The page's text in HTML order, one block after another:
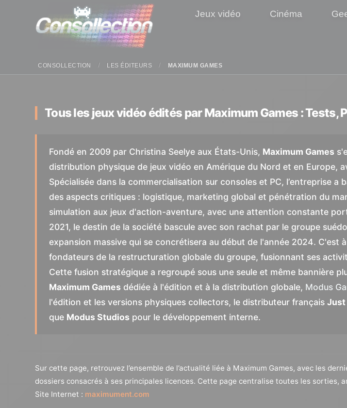
Jeux vidéo Cinéma
CONSOLLECTION LES ÉDITEURS MAXIMUM GAMES
Tous les jeux vidéo édités par Maximum Games : Tests,
Fondé en 2009 par Christina Seelye aux États-Unis, Maximum Games
distribution physique de jeux vidéo en Amérique du Nord et en Europe,
Spécialisée dans la commercialisation sur consoles et PC, l’entreprise
des aspects critiques : logistique, marketing global et pénétration du
simulation aux jeux d'action-aventure, avec une attention constante
2021, le destin de la société bascule avec son rachat par le groupe
expansion massive qui se concrétisera au début de l'année 2024. C'est
fondateurs de la restructuration globale du groupe, fusionnant ses
Cette fusion stratégique a regroupé sous une seule et même bannière
Maximum Games dédiée à l'édition et à la distribution globale, Modus
l'édition et les versions physiques collectors, le distributeur français Just
que Modus Studios pour le développement interne.
Sur cette page, retrouvez l’ensemble de l’actualité liée à Maximum Games, avec les
dossiers consacrés à ses principales licences. Cette page centralise toutes les sorties,
Site Internet : maximument.com
Panneau de gestion des cookies